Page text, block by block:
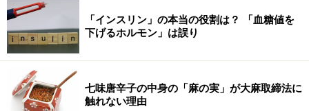
人間に有益な変化が「発酵」と考えると、理解しやすい
のではないでしょうか。
発酵食品は腐るのか……納豆、味噌は理論的
には腐らない
「インスリン」の本当の役割は？ 「血糖値を
下げるホルモン」は誤り
七味唐辛子の中身の「麻の実」が大麻取締法に
触れない理由